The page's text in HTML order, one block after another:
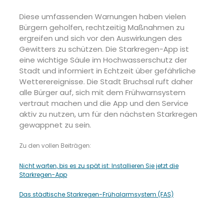
Diese umfassenden Warnungen haben vielen
Bürgern geholfen, rechtzeitig Maßnahmen zu
ergreifen und sich vor den Auswirkungen des
Gewitters zu schützen. Die Starkregen-App ist
eine wichtige Säule im Hochwasserschutz der
Stadt und informiert in Echtzeit über gefährliche
Wetterereignisse. Die Stadt Bruchsal ruft daher
alle Bürger auf, sich mit dem Frühwarnsystem
vertraut machen und die App und den Service
aktiv zu nutzen, um für den nächsten Starkregen
gewappnet zu sein.
Zu den vollen Beiträgen:
Nicht warten, bis es zu spät ist: Installieren Sie jetzt die
Starkregen-App
Das städtische Starkregen-Frühalarmsystem (FAS)